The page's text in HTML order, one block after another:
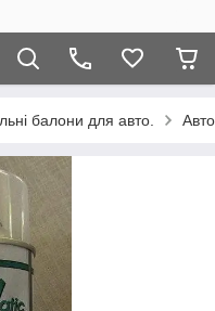
балони для авто.